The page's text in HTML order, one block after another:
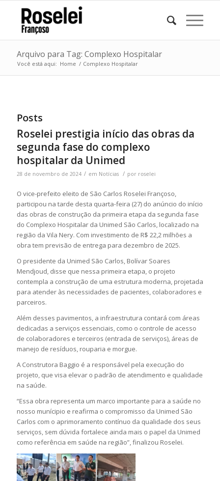
Arquivo para Tag: Complexo Hospitalar
Você está aqui: Home / Complexo Hospitalar
Posts
Roselei prestigia início das obras da
segunda fase do complexo
hospitalar da Unimed
28 de novembro de 2024 / em Notícias / por roselei
O vice-prefeito eleito de São Carlos Roselei Françoso,
participou na tarde desta quarta-feira (27) do anúncio do início
das obras de construção da primeira etapa da segunda fase
do Complexo Hospitalar da Unimed São Carlos, localizado na
região da Vila Nery. Com investimento de R$ 22,2 milhões a
obra tem previsão de entrega para dezembro de 2025.
O presidente da Unimed São Carlos, Bolívar Soares
Mendjoud, disse que nessa primeira etapa, o projeto
contempla a construção de uma estrutura moderna, projetada
para atender às necessidades de pacientes, colaboradores e
parceiros.
Além desses pavimentos, a infraestrutura contará com áreas
dedicadas a serviços essenciais, como o controle de acesso
de colaboradores e terceiros (entrada de serviços), áreas de
manejo de resíduos, rouparia e morgue.
A Construtora Baggio é a responsável pela execução do
projeto, que visa elevar o padrão de atendimento e qualidade
na saúde.
“Essa obra representa um marco importante para a saúde no
nosso munícipio e reafirma o compromisso da Unimed São
Carlos com o aprimoramento contínuo da qualidade dos seus
serviços, sem dúvida fortalece ainda mais o papel da Unimed
como referência em saúde na região”, finalizou Roselei.